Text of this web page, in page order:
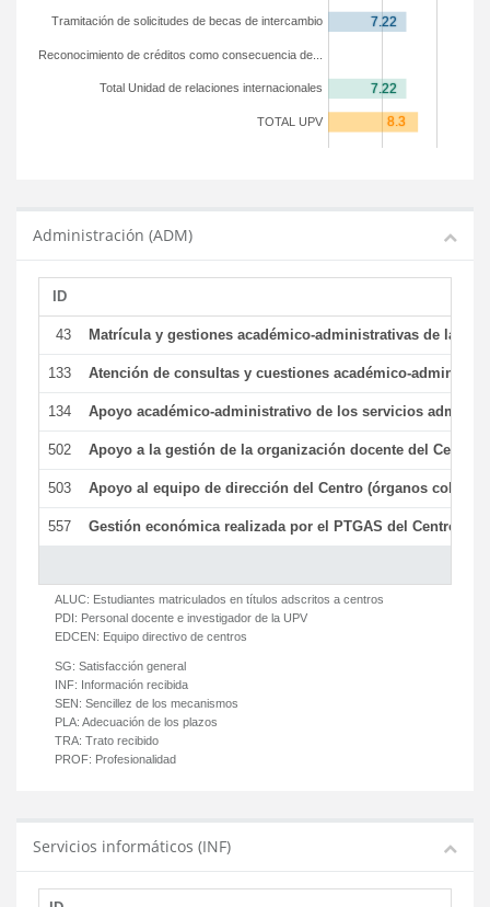
TOTAL UPV
Total Unidad de relaciones internacionales
Reconocimiento de créditos como consecuencia de...
Tramitación de solicitudes de becas de intercambio
Administración (ADM)
ID
43 Matrícula y gestiones académico-administrativas de la
133 Atención de consultas y cuestiones académico-
134 Apoyo académico-administrativo de los servicios
502 Apoyo a la gestión de la organización docente del Centro
503 Apoyo al equipo de dirección del Centro (órganos
557 Gestión económica realizada por el PTGAS del Centro
ALUC: Estudiantes matriculados en títulos adscritos a centros
PDI: Personal docente e investigador de la UPV
EDCEN: Equipo directivo de centros
SG: Satisfacción general
INF: Información recibida
SEN: Sencillez de los mecanismos
PLA: Adecuación de los plazos
TRA: Trato recibido
PROF: Profesionalidad
Servicios informáticos (INF)